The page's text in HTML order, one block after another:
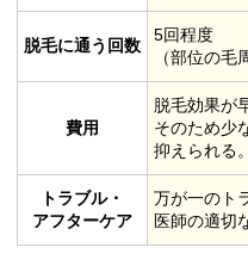
脱毛に通う回数
5回程度
（部位の毛
費用
脱毛効果が
そのため少
抑えられる。
トラブル・
アフターケア
万が一のト
医師の適切